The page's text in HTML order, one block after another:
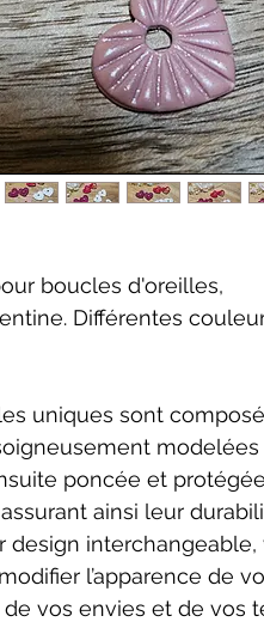
boucles d'oreilles,
Différentes
uniques sont
modelées
poncée et
ainsi leur
design
l’apparence de
vos envies et de vos